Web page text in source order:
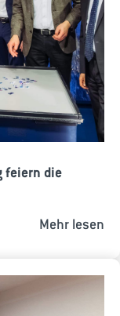
feiern die
Mehr lesen